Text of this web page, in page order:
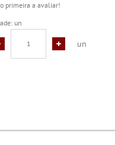
primeira a avaliar!
un
un